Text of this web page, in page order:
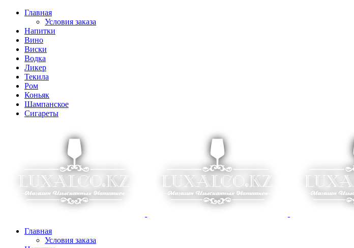
Главная
Условия заказа
Напитки
Вино
Виски
Водка
Ликер
Текила
Ром
Коньяк
Шампанское
Сигареты
Главная
Условия заказа